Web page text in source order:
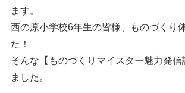
ます。
西の原小学校6年生の皆様、ものづくり
た！
そんな【ものづくりマイスター魅力発信
ました。